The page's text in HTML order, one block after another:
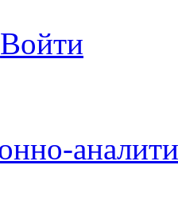
Войти